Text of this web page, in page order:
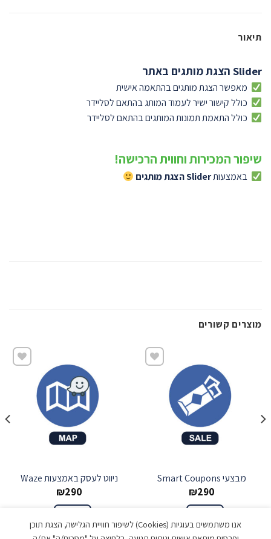
תיאור
Slider הצגת מותגים באתר
מאפשר הצגת מותגים בהתאמה אישית
כולל קישור ישיר לעמוד המותג בהתאם לסליידר
כולל התאמת תמונות המותגים בהתאם לסליידר
שיפור המכירות וחווית הרכישה!
באמצעותSlider הצגת מותגים
מוצרים קשורים
מבצעי Smart Coupons
₪290
ניווט לעסק באמצעות Waze
₪290
אנו משתמשים בעוגיות (Cookies) לשיפור חוויית הגלישה, הצגת תוכן